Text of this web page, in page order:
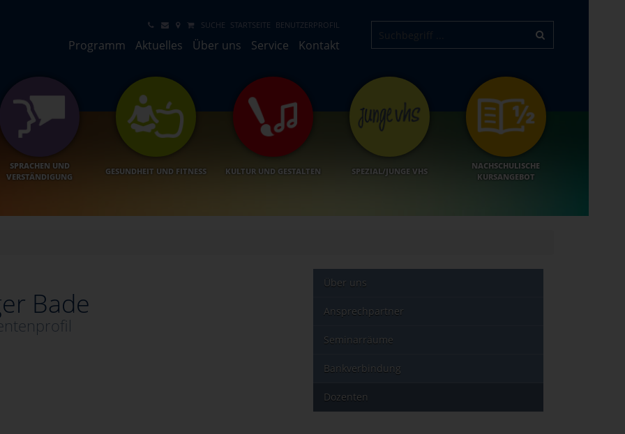
SUCHE STARTSEITE BENUTZERPROFIL
Programm Aktuelles Über uns Service Kontakt
SPRACHEN UND
VERSTÄNDIGUNG
GESUNDHEIT UND FITNESS KULTUR UND GESTALTEN SPEZIAL/JUNGE VHS
NACHSCHULISCHE
KURSANGEBOT
Bade
Über uns
Ansprechpartner
Seminarräume
Bankverbindung
Dozenten